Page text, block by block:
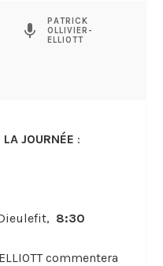
mic
PATRICK
OLLIVIER-
ELLIOTT
JOURNÉE :
8:30
commentera